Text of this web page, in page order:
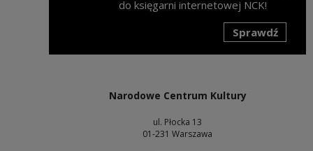
do księgarni internetowej NCK!
Sprawdź
Narodowe Centrum Kultury
ul. Płocka 13
01-231 Warszawa